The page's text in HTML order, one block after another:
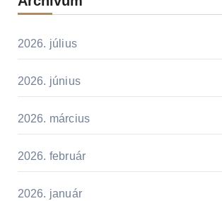
2026. július
2026. június
2026. március
2026. február
2026. január